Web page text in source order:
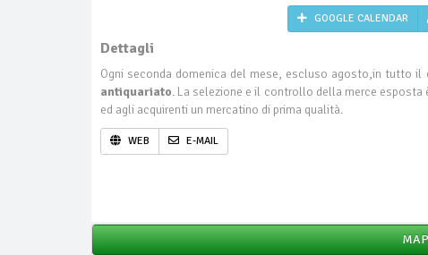
GOOGLE CALENDAR
Dettagli
Ogni seconda domenica del mese, escluso agosto,in tutto
antiquariato. La selezione e il controllo della merce
ed agli acquirenti un mercatino di prima qualità.
WEB E-MAIL